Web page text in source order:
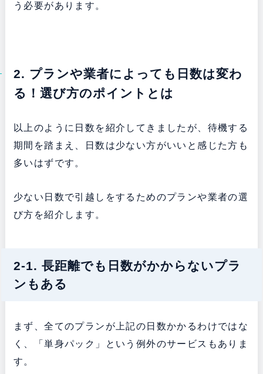
う必要があります。
2. プランや業者によっても日数は変わ
る！選び方のポイントとは
以上のように日数を紹介してきましたが、待機する
期間を踏まえ、日数は少ない方がいいと感じた方も
多いはずです。
少ない日数で引越しをするためのプランや業者の選
び方を紹介します。
2-1. 長距離でも日数がかからないプラ
ンもある
まず、全てのプランが上記の日数かかるわけではな
く、「単身パック」という例外のサービスもありま
す。